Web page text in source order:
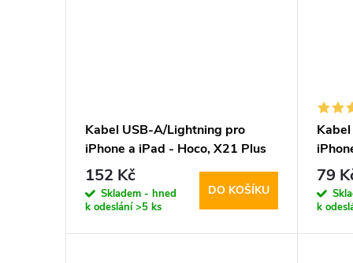
Kabel USB-A/Lightning pro
iPhone a iPad - Hoco, X21 Plus
White
152 Kč
Skladem - hned
k odeslání>5 ks
DO KOŠÍKU
79
k